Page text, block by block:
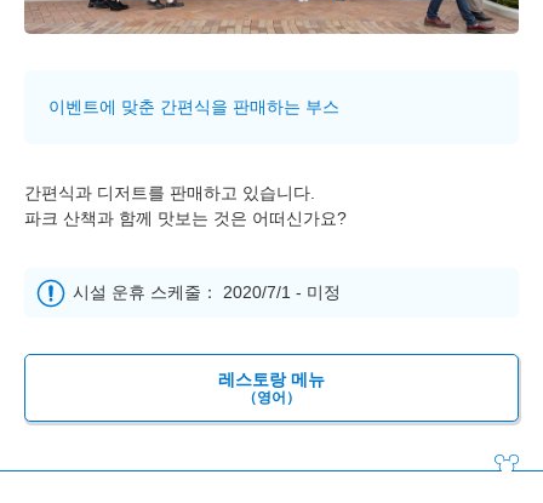
이벤트에 맞춘 간편식을 판매하는 부스
간편식과 디저트를 판매하고 있습니다.
파크 산책과 함께 맛보는 것은 어떠신가요?
시설 운휴 스케줄： 2020/7/1 - 미정
레스토랑 메뉴
（영어）